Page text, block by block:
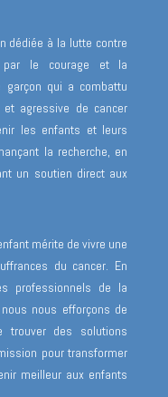
dédiée à la lutte contre
par le courage et la
garçon qui a combattu
agressive de cancer
les enfants et leurs
la recherche, en
un soutien direct aux
mérite de vivre une
du cancer. En
professionnels de la
nous efforçons de
des solutions
pour transformer
meilleur aux enfants